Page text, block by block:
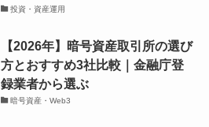
投資・資産運用
【2026年】暗号資産取引所の選び
方とおすすめ3社比較｜金融庁登
録業者から選ぶ
暗号資産・Web3